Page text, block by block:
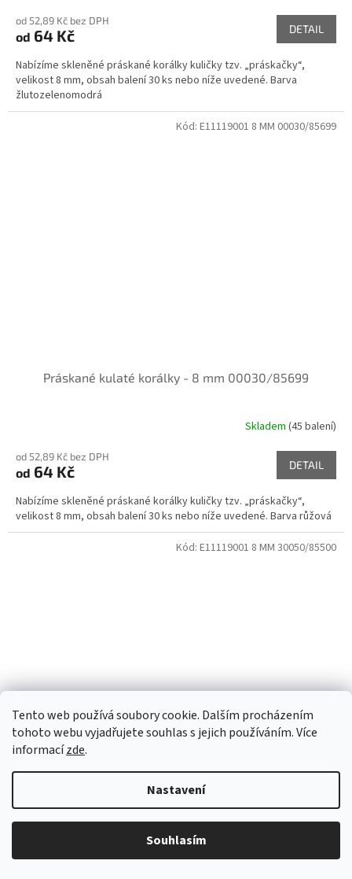
Tento web používá soubory cookie. Dalším procházením
tohoto webu vyjadřujete souhlas s jejich používáním. Více
informacízde.
Nastavení
Souhlasím
od 52,89 Kč bez DPH
od 64 Kč DETAIL
Nabízíme skleněné práskané korálky kuličky tzv. „práskačky“,
velikost 8 mm, obsah balení 30 ks nebo níže uvedené. Barva
žlutozelenomodrá
Práskané kulaté korálky - 8 mm 00030/85699
Skladem (45 balení)
od 52,89 Kč bez DPH
od 64 Kč DETAIL
Nabízíme skleněné práskané korálky kuličky tzv. „práskačky“,
velikost 8 mm, obsah balení 30 ks nebo níže uvedené. Barva růžová
Kód: E11119001 8 MM 00030/85699
Práskané kulaté korálky - 8 mm 30050/85500
Kód: E11119001 8 MM 30050/85500